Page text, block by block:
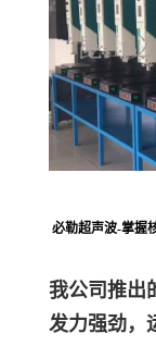
必勒超声波-掌握
我公司推出
发力强劲，